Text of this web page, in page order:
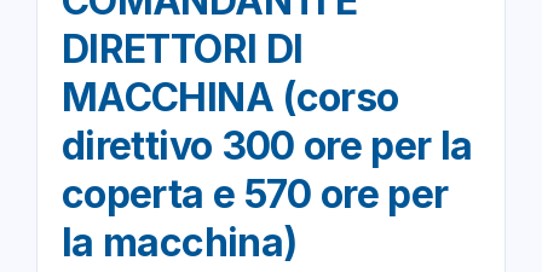
DIRETTORI DI
MACCHINA (corso
direttivo 300 ore per la
coperta e 570 ore per
la macchina)